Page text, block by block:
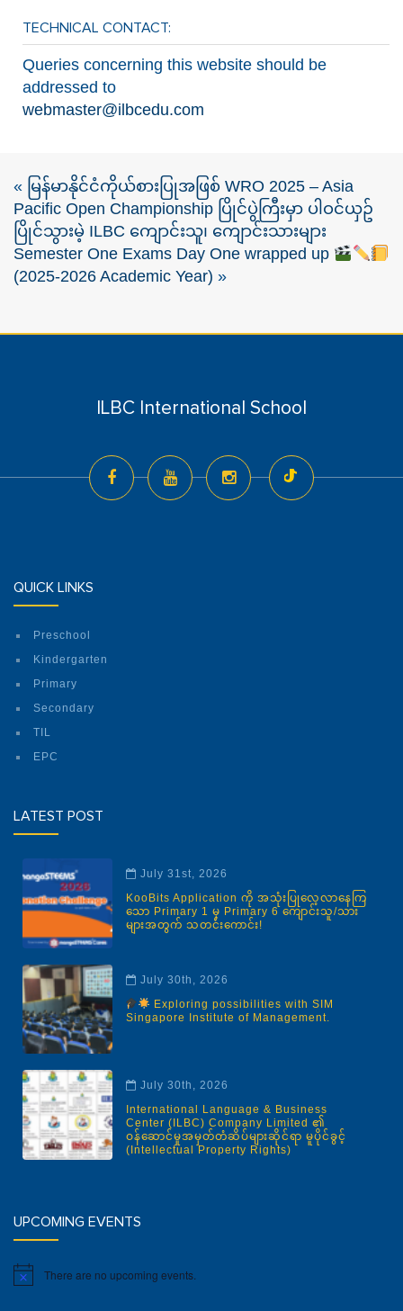
TECHNICAL CONTACT:
Queries concerning this website should be
addressed to
webmaster@ilbcedu.com
« မြန်မာနိုင်ငံကိုယ်စားပြုအဖြစ် WRO 2025 – Asia
Pacific Open Championship ပြိုင်ပွဲကြီးမှာ ပါဝင်ယှဥ်
ပြိုင်သွားမဲ့ ILBC ကျောင်းသူ၊ ကျောင်းသားများ
Semester One Exams Day One wrapped up
(2025-2026 Academic Year) »
ILBC International School
QUICK LINKS
Preschool
Kindergarten
Primary
Secondary
TIL
EPC
LATEST POST
July 31st, 2026
KooBits Application ကို အသုံးပြုလေ့လာနေကြ
သော Primary 1 မှ Primary 6 ကျောင်းသူ/သား
များအတွက် သတင်းကောင်း!
July 30th, 2026
Exploring possibilities with SIM
Singapore Institute of Management.
July 30th, 2026
International Language & Business
Center (ILBC) Company Limited ၏
ဝန်ဆောင်မှုအမှတ်တံဆိပ်များဆိုင်ရာ မူပိုင်ခွင့်
(Intellectual Property Rights)
UPCOMING EVENTS
Notice There are no upcoming events.